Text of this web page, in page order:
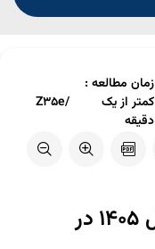
زمان مطالعه :
کمتر از یک
دقیقه
/Z35e
دومین اهدای عضو در سال 1405 در